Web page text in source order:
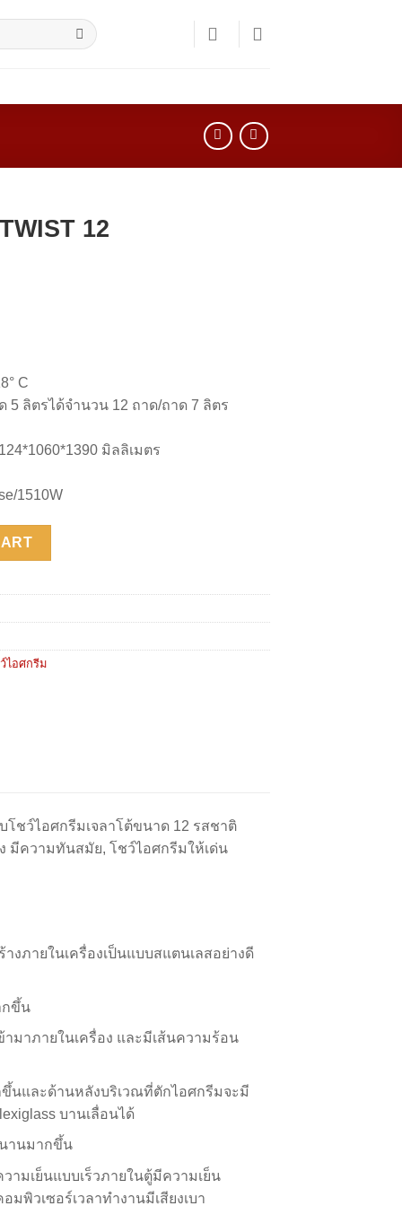
12
C
5 ลิตรได้จำนวน 12 ถาด/ถาด 7 ลิตร
มิลลิเมตร
1510W
ไอศกรีม
โชว์ไอศกรีมเจลาโต้ขนาด 12 รสชาติ
มีความทันสมัย, โชว์ไอศกรีมให้เด่น
งภายในเครื่องเป็นแบบสแตนเลสอย่างดี
กขึ้น
มาภายในเครื่อง และมีเส้นความร้อน
นและด้านหลังบริเวณที่ตักไอศกรีมจะมี
บานเลื่อนได้
านมากขึ้น
มเย็นแบบเร็วภายในตู้มีความเย็น
พิวเซอร์เวลาทำงานมีเสียงเบา